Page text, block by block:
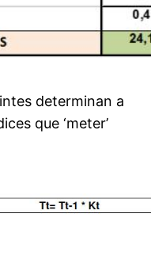
determinan a
que ‘meter’